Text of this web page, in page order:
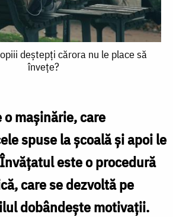
deștepți cărora nu le place să
învețe?
maşinărie, care
spuse la şcoală şi apoi le
este o procedură
care se dezvoltă pe
dobândeşte motivaţii.